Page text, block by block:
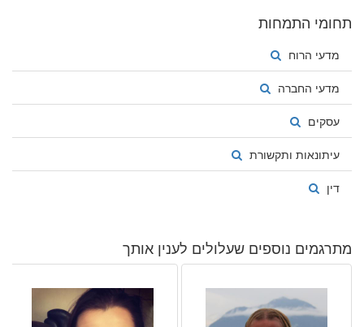
texts, as well as produce original texts in line with the needs of the
תחומי התמחות
מדעי הרוח
מדעי החברה
עסקים
עיתונאות ותקשורת
דין
מתרגמים נוספים שעלולים לענין אותך